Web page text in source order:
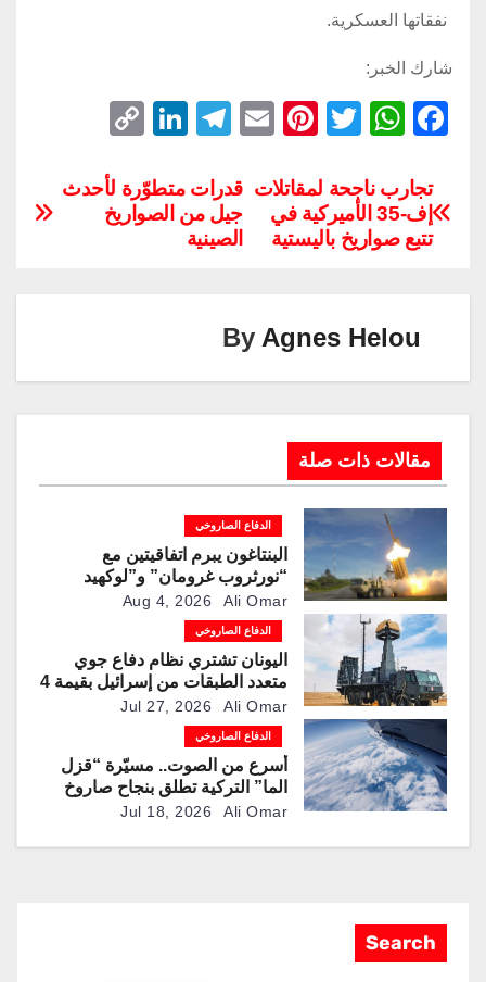
نفقاتها العسكرية.
شارك الخبر:
F
c
e
b
o
W
at
s
A
p
T
tt
er
Pi
er
e
st
E
ail
T
e
gr
a
Li
k
e
p
y
قدرات متطوّرة لأحدث
جيل من الصواريخ
الصينية
تجارب ناجحة لمقاتلات
إف-35 الأميركية في
تتبع صواريخ باليستية
By Agnes Helou
مقالات ذات صلة
الدفاع الصاروخي
البنتاغون يبرم اتفاقيتين مع
“نورثروب غرومان” و”لوكهيد
مارتن” لمضاعفة إنتاج صواريخ
“باتريوت” و”ثاد” الاعتراضية
Aug 4, 2026 Ali Omar
الدفاع الصاروخي
اليونان تشتري نظام دفاع جوي
متعدد الطبقات من إسرائيل بقيمة 4
مليارات دولارJul 27, 2026 Ali Omar
الدفاع الصاروخي
أسرع من الصوت.. مسيّرة “قزل
الما” التركية تطلق بنجاح صاروخ
“روكيتسان JET-230”Jul 18, 2026 Ali Omar
Search